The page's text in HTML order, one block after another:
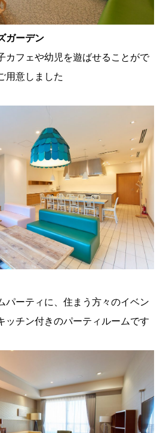
ガーデン
カフェや幼児を遊ばせることがで
用意しました
パーティに、住まう方々のイベン
ッチン付きのパーティルームです